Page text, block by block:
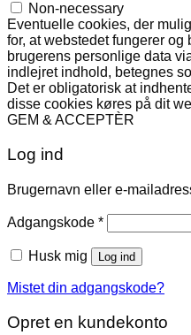
Non-necessary
Eventuelle cookies, der
for, at webstedet fungerer
brugerens personlige data
indlejret indhold, betegnes
Det er obligatorisk at
disse cookies køres på dit
GEM & ACCEPTÈR
Log ind
Brugernavn eller e-
Adgangskode *Påkrævet
Husk mig Log ind
Mistet din adgangskode?
Opret en kundekonto